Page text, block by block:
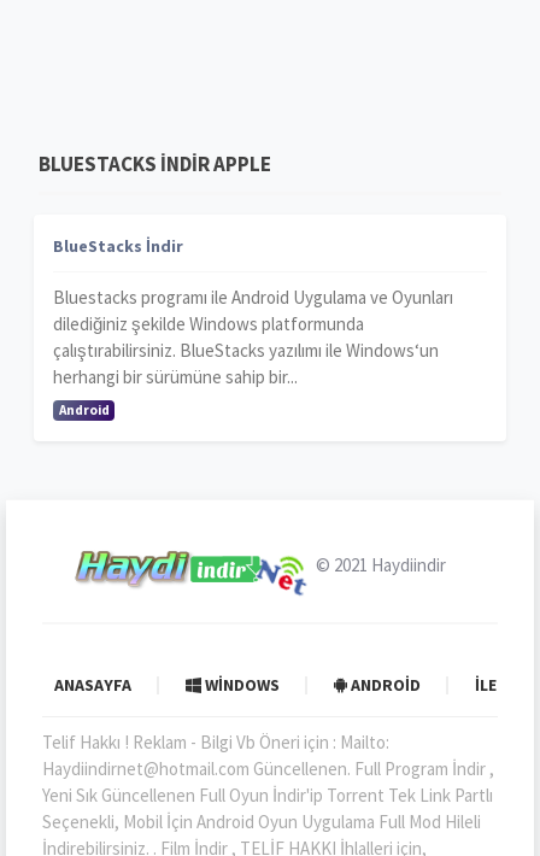
BLUESTACKS INDIR APPLE
BlueStacks İndir
Bluestacks programı ile Android Uygulama ve Oyunları
dilediğiniz şekilde Windows platformunda
çalıştırabilirsiniz. BlueStacks yazılımı ile Windows‘un
herhangi bir sürümüne sahip bir...
Android
© 2021 Haydiindir
ANASAYFA WINDOWS ANDROID İLETIŞIM
Telif Hakkı ! Reklam - Bilgi Vb Öneri için : Mailto:
Haydiindirnet@hotmail.com Güncellenen. Full Program İndir ,
Yeni Sık Güncellenen Full Oyun İndir'ip Torrent Tek Link Partlı
Seçenekli, Mobil İçin Android Oyun Uygulama Full Mod Hileli
İndirebilirsiniz. . Film İndir , TELİF HAKKI İhlalleri için,